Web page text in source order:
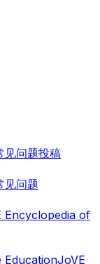
见问题投稿
见问题
Encyclopedia of
EducationJoVE